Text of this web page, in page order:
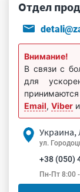
Отдел
Внимание!
В связи с
для
принимаются
Email, Viber
Украина,
ул.
+38 (050)
Пн-Пт 8:00